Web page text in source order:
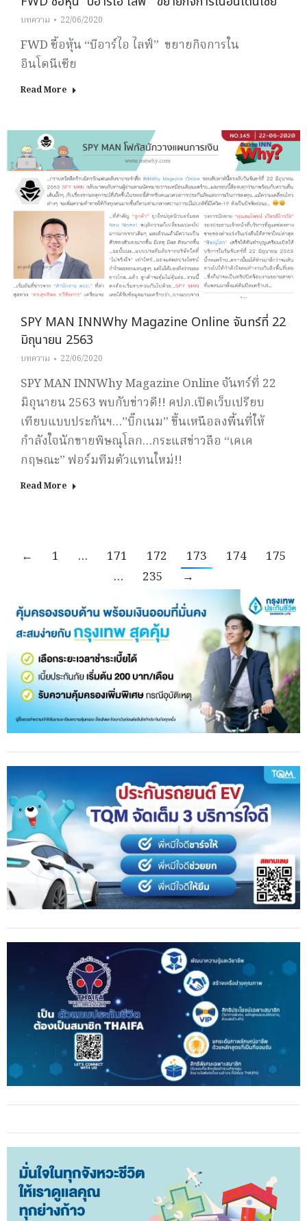
บทความ 22/06/2020
FWD ซื้อหุ้น “บีอาร์ไอ ไลฟ์” ขยายกิจการใน
อินโดนีเซีย
Read More
SPY MAN INNWhy Magazine Online จันทร์ที่ 22
มิถุนายน 2563
บทความ 22/06/2020
SPY MAN INNWhy Magazine Online จันทร์ที่ 22
มิถุนายน 2563 พบกับข่าวดี!! คปภ.เปิดเว็บเปรียบ
เทียบแบบประกันฯ…”บิ๊กเนม” ขึ้นเหนือลงพื้นที่ให้
กำลังใจนักขายพิษณุโลก…กระแสข่าวลือ “เคเค
กฤษณะ” ฟอร์มทีมตัวแทนใหม่!!
Read More
← 1 … 171 172 173 174
175
…
235 →